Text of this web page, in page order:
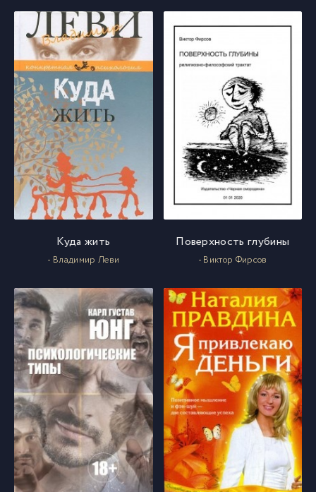
11 Хониид Бардо 8
12 Хониид Бардо 9
13 13 Хониид Бардо 10
14 14 Хониид Бардо 11
15 15 Хониид Бардо 12
16 16 Хониид Бардо 13
17 Хониид Бардо 14
18 18 Сидпа Бардо
19 19 Суд
20 20 Шесть Миров Лок
21 21 Очередное Рождение
22 22 Выбор Чрева и Воплощение
Куда жить
- Владимир Леви
Поверхность глубины
- Виктор Фирсов